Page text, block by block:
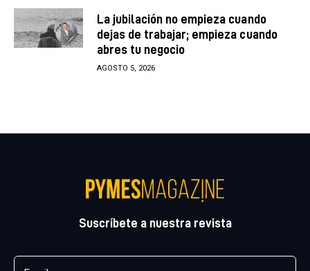
La jubilación no empieza cuando
dejas de trabajar; empieza cuando
abres tu negocio
AGOSTO 5, 2026
Suscríbete a nuestra revista